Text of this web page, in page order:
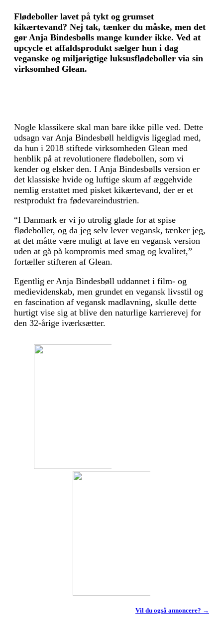
Flødeboller lavet på tykt og grumset
kikærtevand? Nej tak, tænker du måske, men det
gør Anja Bindesbølls mange kunder ikke. Ved at
upcycle et affaldsprodukt sælger hun i dag
veganske og miljørigtige luksusflødeboller via sin
virksomhed Glean.
Nogle klassikere skal man bare ikke pille ved. Dette
udsagn var Anja Bindesbøll heldigvis ligeglad med,
da hun i 2018 stiftede virksomheden Glean med
henblik på at revolutionere flødebollen, som vi
kender og elsker den. I Anja Bindesbølls version er
det klassiske hvide og luftige skum af æggehvide
nemlig erstattet med pisket kikærtevand, der er et
restprodukt fra fødevareindustrien.
“I Danmark er vi jo utrolig glade for at spise
flødeboller, og da jeg selv lever vegansk, tænker jeg,
at det måtte være muligt at lave en vegansk version
uden at gå på kompromis med smag og kvalitet,”
fortæller stifteren af Glean.
Egentlig er Anja Bindesbøll uddannet i film- og
medievidenskab, men grundet en vegansk livsstil og
en fascination af vegansk madlavning, skulle dette
hurtigt vise sig at blive den naturlige karrierevej for
den 32-årige iværksætter.
Vil du også annoncere? →